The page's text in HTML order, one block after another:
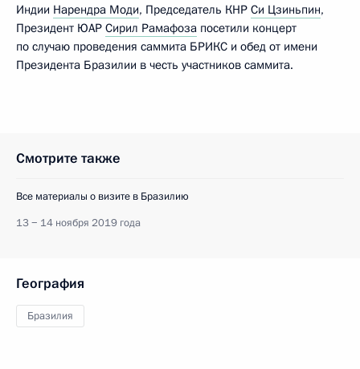
Индии Нарендра Моди, Председатель КНР Си Цзиньпин,
Президент ЮАР Сирил Рамафоза посетили концерт
по случаю проведения саммита БРИКС и обед от имени
Президента Бразилии в честь участников саммита.
Смотрите также
Все материалы о визите в Бразилию
13 − 14 ноября 2019 года
География
Бразилия